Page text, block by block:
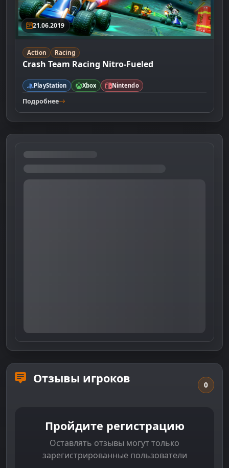
21.06.2019
Action Racing
Crash Team Racing Nitro-Fueled
PlayStation Xbox Nintendo
Подробнее
Отзывы игроков 0
Пройдите регистрацию
Оставлять отзывы могут только
зарегистрированные пользователи